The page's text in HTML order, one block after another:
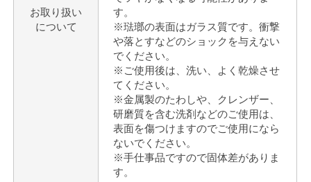
お取り扱い
について
す。
※琺瑯の表面はガラス質です。衝撃
や落とすなどのショックを与えない
でください。
※ご使用後は、洗い、よく乾燥させ
てください。
※金属製のたわしや、クレンザー、
研磨質を含む洗剤などのご使用は、
表面を傷つけますのでご使用になら
ないでください。
※手仕事品ですので固体差がありま
す。